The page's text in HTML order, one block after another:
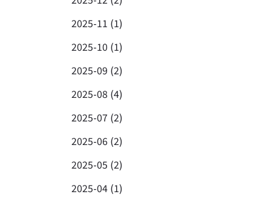
2025-11 (1)
2025-10 (1)
2025-09 (2)
2025-08 (4)
2025-07 (2)
2025-06 (2)
2025-05 (2)
2025-04 (1)